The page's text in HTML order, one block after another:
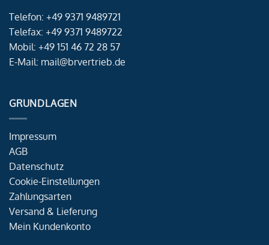
Telefon: +49 9371 9489721
Telefax: +49 9371 9489722
Mobil: +49 151 46 72 28 57
E-Mail: mail@brvertrieb.de
GRUNDLAGEN
Impressum
AGB
Datenschutz
Cookie-Einstellungen
Zahlungsarten
Versand & Lieferung
Mein Kundenkonto